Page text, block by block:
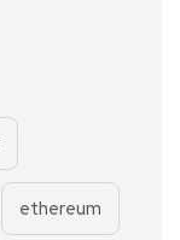
ethereum